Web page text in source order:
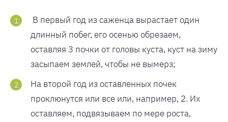
В первый год из саженца вырастает один
длинный побег, его осенью обрезаем,
оставляя 3 почки от головы куста, куст на зиму
засыпаем землей, чтобы не вымерз;
На второй год из оставленных почек
проклюнутся или все или, например, 2. Их
оставляем, подвязываем по мере роста,